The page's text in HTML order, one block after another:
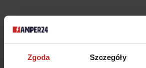
Zgoda Szczegóły